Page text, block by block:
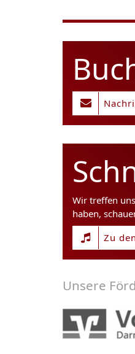
Wir treffen
haben,
Zu
Unsere